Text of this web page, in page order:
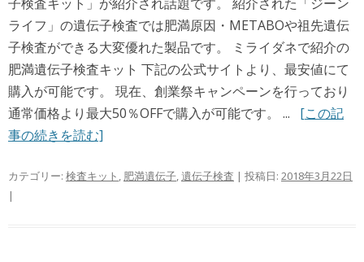
ライフ」の遺伝子検査では肥満原因・METABOや祖先遺伝
子検査ができる大変優れた製品です。 ミライダネで紹介の
肥満遺伝子検査キット 下記の公式サイトより、最安値にて
購入が可能です。 現在、創業祭キャンペーンを行っており
通常価格より最大50％OFFで購入が可能です。 ... [この記
事の続きを読む]
カテゴリー: 検査キット , 肥満遺伝子,遺伝子検査 | 投稿日: 2018年3月22日
|